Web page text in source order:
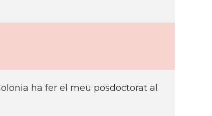
ha fer el meu posdoctorat al